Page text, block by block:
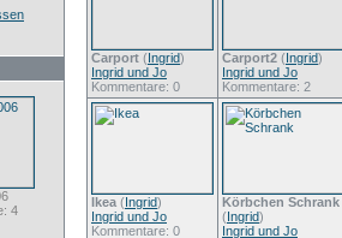
4
Carport (Ingrid)
Ingrid und Jo
Kommentare: 0
Carport2 (Ingrid)
Ingrid und Jo
Kommentare: 2
Ikea (Ingrid)
Ingrid und Jo
Kommentare: 0
Körbchen Schrank
(Ingrid)
Ingrid und Jo